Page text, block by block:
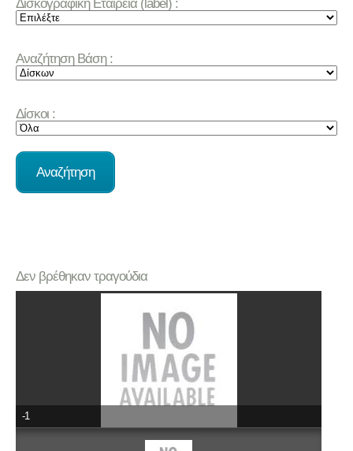
Δισκογραφική Εταιρεία (label) :
Αναζήτηση Βάση :
Δίσκοι :
Δεν βρέθηκαν τραγούδια
-1